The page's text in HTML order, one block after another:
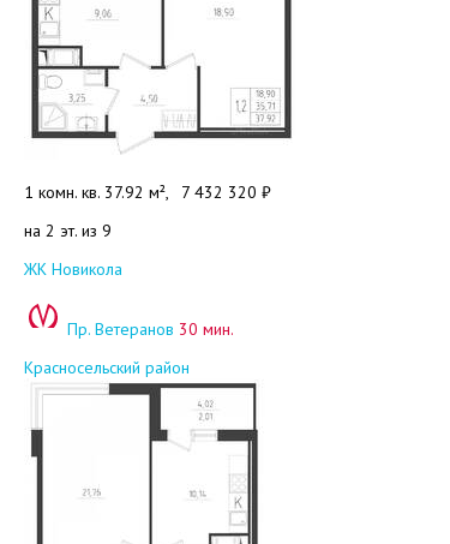
1 комн. кв. 37.92 м², 7 432 320 ₽
на 2 эт. из 9
Добавить в избранное
ЖК Новикола
Пр. Ветеранов 30 мин.
Красносельский район